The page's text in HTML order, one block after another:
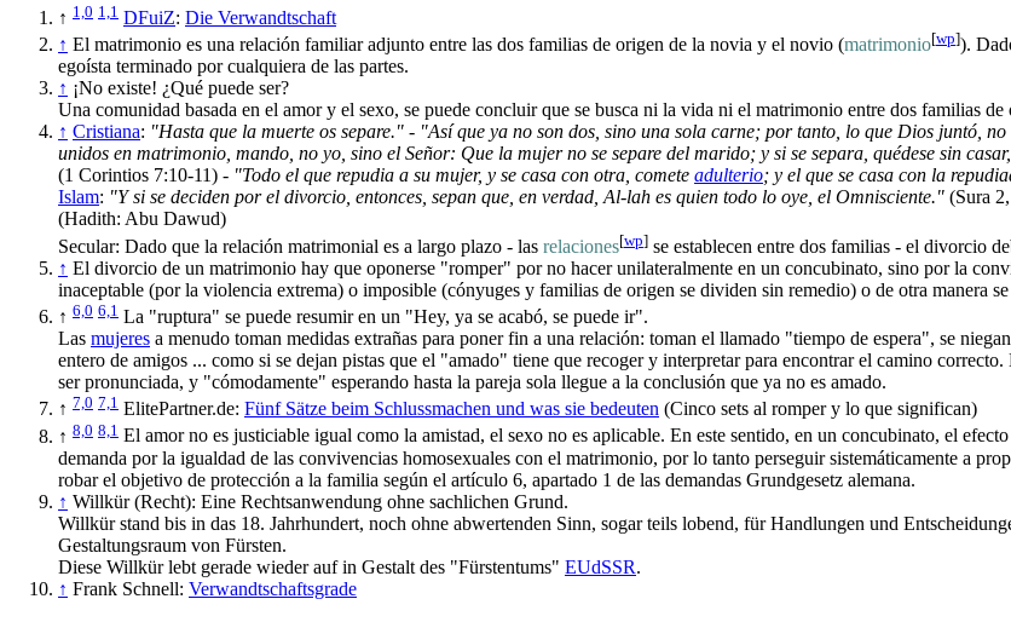
↑ 1,0 1,1 DFuiZ: Die Verwandtschaft
↑ El matrimonio es una relación familiar adjunto entre las dos familias de origen de la novia y el novio (matrimonio[wp]).
egoísta terminado por cualquiera de las partes.
↑ ¡No existe! ¿Qué puede ser?
Una comunidad basada en el amor y el sexo, se puede concluir que se busca ni la vida ni el matrimonio entre dos familias de
↑ Cristiana: "Hasta que la muerte os separe." - "Así que ya no son dos, sino una sola carne; por tanto, lo que Dios juntó,
unidos en matrimonio, mando, no yo, sino el Señor: Que la mujer no se separe del marido; y si se separa, quédese sin
(1 Corintios 7:10-11) - "Todo el que repudia a su mujer, y se casa con otra, comete adulterio; y el que se casa con la
Islam: "Y si se deciden por el divorcio, entonces, sepan que, en verdad, Al-lah es quien todo lo oye, el Omnisciente." (Sura
(Hadith: Abu Dawud)
Secular: Dado que la relación matrimonial es a largo plazo - las relaciones[wp] se establecen entre dos familias - el divorcio
↑ El divorcio de un matrimonio hay que oponerse "romper" por no hacer unilateralmente en un concubinato, sino por la
inaceptable (por la violencia extrema) o imposible (cónyuges y familias de origen se dividen sin remedio) o de otra manera
↑ 6,0 6,1 La "ruptura" se puede resumir en un "Hey, ya se acabó, se puede ir".
Las mujeres a menudo toman medidas extrañas para poner fin a una relación: toman el llamado "tiempo de espera", se
entero de amigos ... como si se dejan pistas que el "amado" tiene que recoger y interpretar para encontrar el camino
ser pronunciada, y "cómodamente" esperando hasta la pareja sola llegue a la conclusión que ya no es amado.
↑ 7,0 7,1 ElitePartner.de: Fünf Sätze beim Schlussmachen und was sie bedeuten (Cinco sets al romper y lo que significan)
↑ 8,0 8,1 El amor no es justiciable igual como la amistad, el sexo no es aplicable. En este sentido, en un concubinato, el
demanda por la igualdad de las convivencias homosexuales con el matrimonio, por lo tanto perseguir sistemáticamente a
robar el objetivo de protección a la familia según el artículo 6, apartado 1 de las demandas Grundgesetz alemana.
↑ Willkür (Recht): Eine Rechtsanwendung ohne sachlichen Grund.
Willkür stand bis in das 18. Jahrhundert, noch ohne abwertenden Sinn, sogar teils lobend, für Handlungen und
Gestaltungsraum von Fürsten.
Diese Willkür lebt gerade wieder auf in Gestalt des "Fürstentums" EUdSSR.
↑ Frank Schnell: Verwandtschaftsgrade